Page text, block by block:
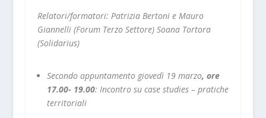
Relatori/formatori: Patrizia Bertoni e Mauro
Giannelli (Forum Terzo Settore) Soana Tortora
(Solidarius)
Secondo appuntamento giovedì 19 marzo, ore
17.00- 19.00: Incontro su case studies – pratiche
territoriali